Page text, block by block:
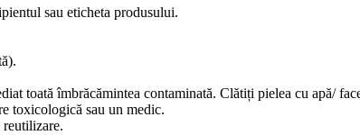
sau eticheta produsului.
toată îmbrăcămintea contaminată. Clătiți pielea cu apă/
toxicologică sau un medic.
reutilizare.